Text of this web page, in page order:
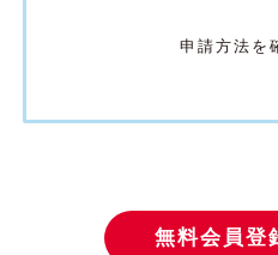
申請方法を
無料会員登